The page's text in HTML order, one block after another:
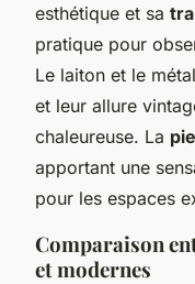
esthétique et sa
pratique pour
Le laiton et le
et leur allure
chaleureuse. La
apportant une
pour les espaces
Comparaison
et modernes